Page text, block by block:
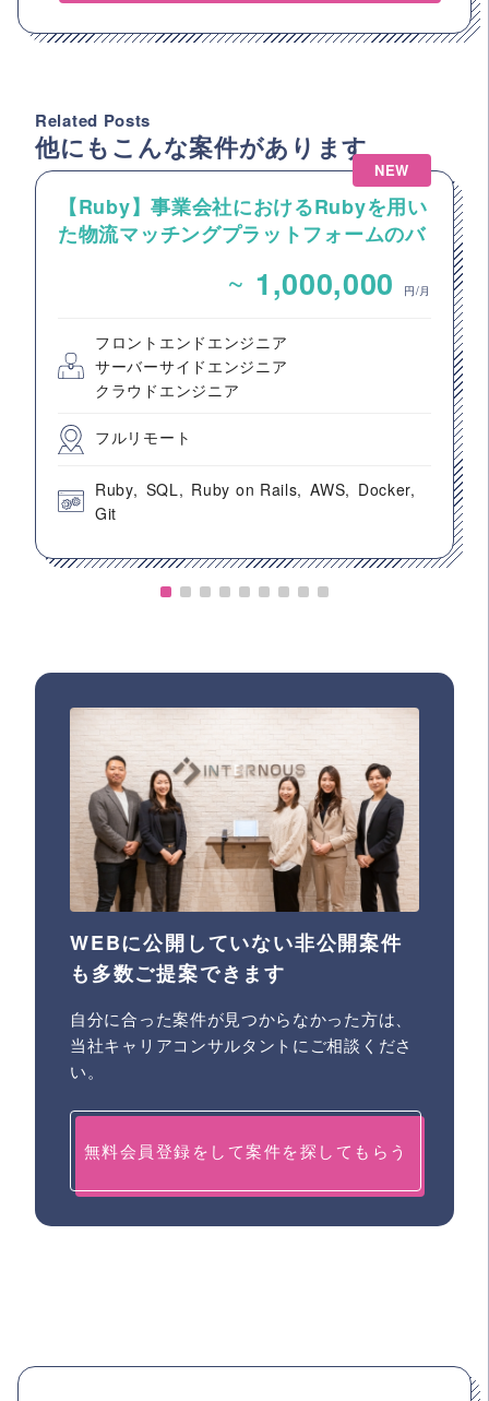
Related Posts
他にもこんな案件があります
NEW
【Ruby】事業会社におけるRubyを用い
た物流マッチングプラットフォームのバ
~ 1,000,000 円/月
フロントエンドエンジニア
サーバーサイドエンジニア
クラウドエンジニア
フルリモート
Ruby SQL Ruby on Rails AWS
Docker
Git
WEBに公開していない非公開案件
も多数ご提案できます
自分に合った案件が見つからなかった方は、
当社キャリアコンサルタントにご相談くださ
い。
無料会員登録をして案件を探してもらう